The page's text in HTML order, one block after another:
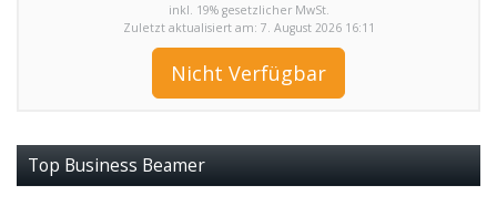
inkl. 19% gesetzlicher MwSt.
Zuletzt aktualisiert am: 7. August 2026 16:11
Nicht Verfügbar
Top Business Beamer